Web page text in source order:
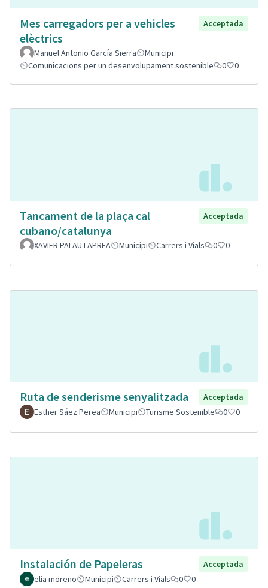
Mes carregadors per a vehicles
elèctrics
Acceptada
Manuel Antonio García Sierra
Municipi
Comunicacions per un desenvolupament sostenible
0 0
Tancament de la plaça cal
cubano/catalunya
Acceptada
XAVIER PALAU LAPREA Municipi Carrers i Vials 0 0
Ruta de senderisme senyalitzada
Acceptada
Esther Sáez Perea
Municipi Turisme Sostenible 0 0
Instalación de Papeleras
Acceptada
elia moreno
Municipi Carrers i Vials 0 0